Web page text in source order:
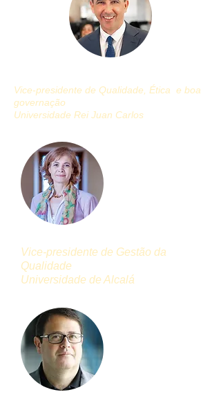
Vice-presidente de Qualidade, Ética e boa
governação
Universidade Rei Juan Carlos
Vice-presidente de Gestão da
Qualidade
Universidade de Alcalá